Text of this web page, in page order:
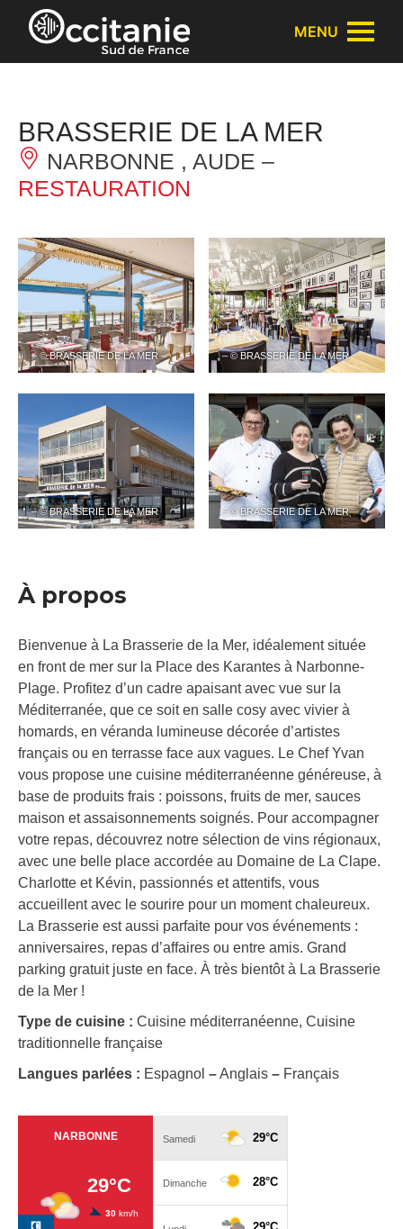
Panneau de gestion des cookies
MENU
BRASSERIE DE LA MER
NARBONNE , AUDE –
RESTAURATION
– © BRASSERIE DE LA MER – © BRASSERIE DE LA MER
– © BRASSERIE DE LA MER – © BRASSERIE DE LA MER
À propos
Bienvenue à La Brasserie de la Mer, idéalement située
en front de mer sur la Place des Karantes à Narbonne-
Plage. Profitez d’un cadre apaisant avec vue sur la
Méditerranée, que ce soit en salle cosy avec vivier à
homards, en véranda lumineuse décorée d’artistes
français ou en terrasse face aux vagues. Le Chef Yvan
vous propose une cuisine méditerranéenne généreuse, à
base de produits frais : poissons, fruits de mer, sauces
maison et assaisonnements soignés. Pour accompagner
votre repas, découvrez notre sélection de vins régionaux,
avec une belle place accordée au Domaine de La Clape.
Charlotte et Kévin, passionnés et attentifs, vous
accueillent avec le sourire pour un moment chaleureux.
La Brasserie est aussi parfaite pour vos événements :
anniversaires, repas d’affaires ou entre amis. Grand
parking gratuit juste en face. À très bientôt à La Brasserie
de la Mer !
Type de cuisine : Cuisine méditerranéenne, Cuisine
traditionnelle française
Langues parlées : Espagnol –Anglais – Français